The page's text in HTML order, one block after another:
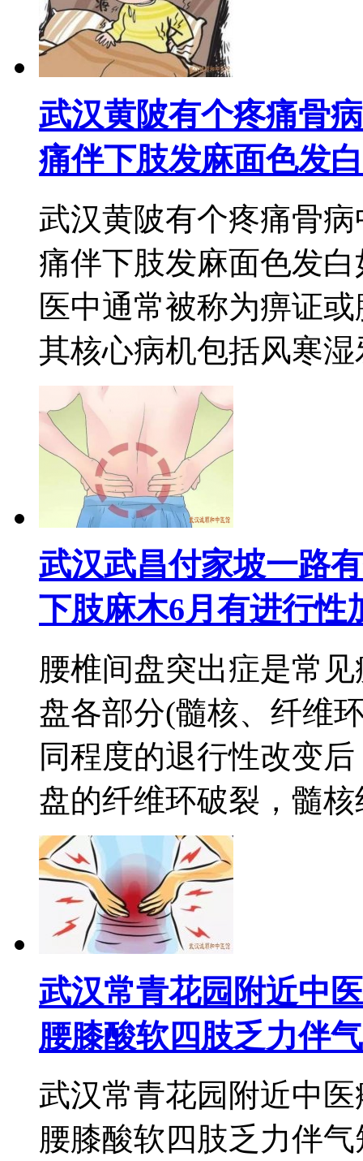
武汉黄陂有个疼痛骨
痛伴下肢发麻面色发白
武汉黄陂有个疼痛骨
痛伴下肢发麻面色发
医中通常被称为痹证
其核心病机包括风寒湿
武汉武昌付家坡一路
下肢麻木6月有进行性
腰椎间盘突出症是常
盘各部分(髓核、纤维
同程度的退行性改变
盘的纤维环破裂，髓核
武汉常青花园附近中
腰膝酸软四肢乏力伴气
武汉常青花园附近中
腰膝酸软四肢乏力伴